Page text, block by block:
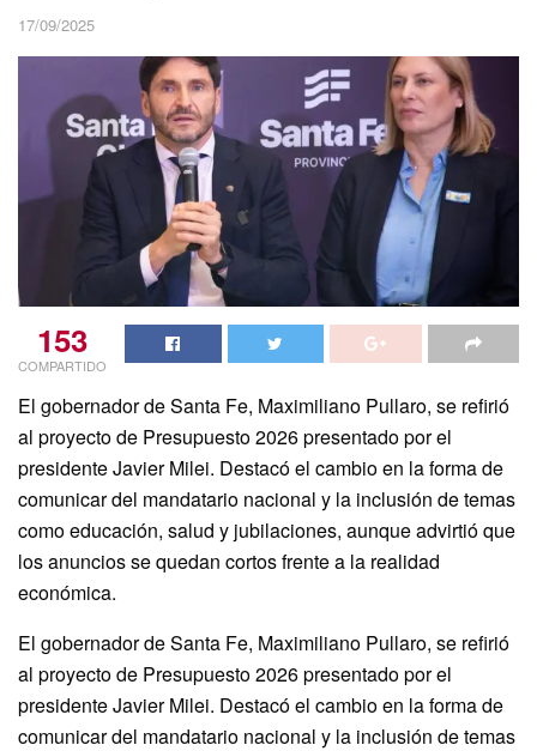
17/09/2025
153
COMPARTIDO
El gobernador de Santa Fe, Maximiliano Pullaro, se refirió
al proyecto de Presupuesto 2026 presentado por el
presidente Javier Milei. Destacó el cambio en la forma de
comunicar del mandatario nacional y la inclusión de temas
como educación, salud y jubilaciones, aunque advirtió que
los anuncios se quedan cortos frente a la realidad
económica.
El gobernador de Santa Fe, Maximiliano Pullaro, se refirió
al proyecto de Presupuesto 2026 presentado por el
presidente Javier Milei. Destacó el cambio en la forma de
comunicar del mandatario nacional y la inclusión de temas